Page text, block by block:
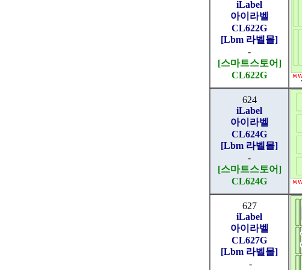
iLabel
아이라벨
CL622G
[Lbm 라벨몰]
-
[스마트스토어]
CL622G
624
iLabel
아이라벨
CL624G
[Lbm 라벨몰]
-
[스마트스토어]
CL624G
627
iLabel
아이라벨
CL627G
[Lbm 라벨몰]
-